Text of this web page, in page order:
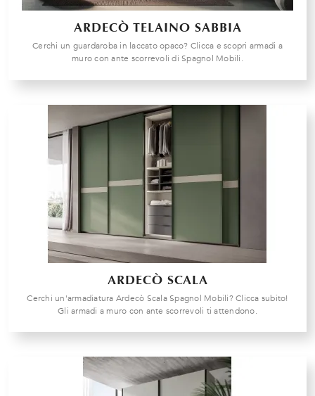
ARDECÒ TELAINO SABBIA
Cerchi un guardaroba in laccato opaco? Clicca e scopri armadi a
muro con ante scorrevoli di Spagnol Mobili.
ARDECÒ SCALA
Cerchi un'armadiatura Ardecò Scala Spagnol Mobili? Clicca subito!
Gli armadi a muro con ante scorrevoli ti attendono.